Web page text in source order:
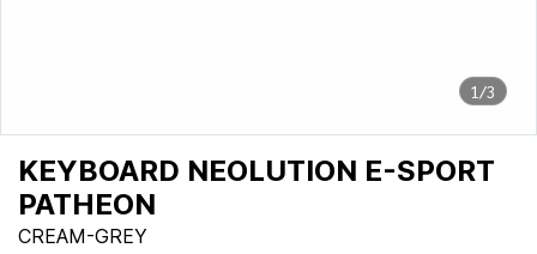
1/3
KEYBOARD NEOLUTION E-SPORT
PATHEON
CREAM-GREY